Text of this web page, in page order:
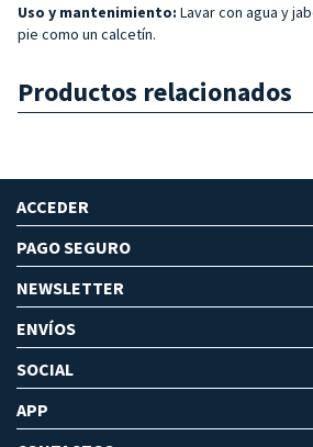
Uso y mantenimiento: Lavar con agua y
pie como un calcetín.
Productos relacionados
ACCEDER
PAGO SEGURO
NEWSLETTER
ENVÍOS
SOCIAL
APP